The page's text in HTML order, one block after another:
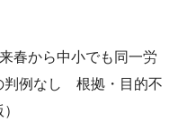
春から中小でも同一労
例なし 根拠・目的不